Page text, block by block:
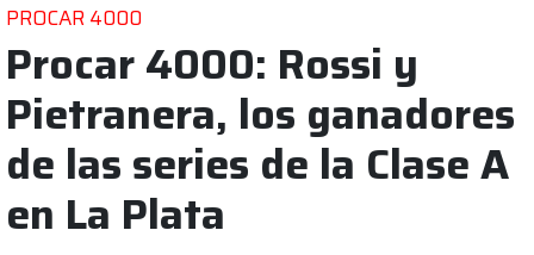
PROCAR 4000
Procar 4000: Rossi y
Pietranera, los ganadores
de las series de la Clase A
en La Plata